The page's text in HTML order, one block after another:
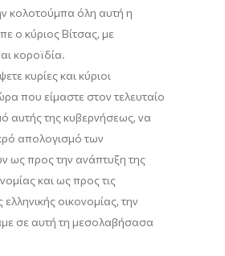
κολοτούμπα όλη αυτή η
ο κύριος Βίτσας, με
κοροϊδία.
κυρίες και κύριοι
που είμαστε στον τελευταίο
αυτής της κυβερνήσεως, να
απολογισμό των
ως προς την ανάπτυξη της
και ως προς τις
ελληνικής οικονομίας, την
σε αυτή τη μεσολαβήσασα